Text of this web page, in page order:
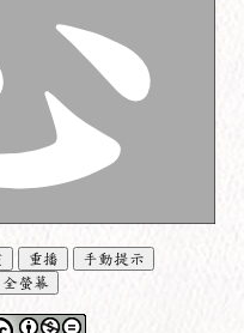
重播
手動提示
全螢幕